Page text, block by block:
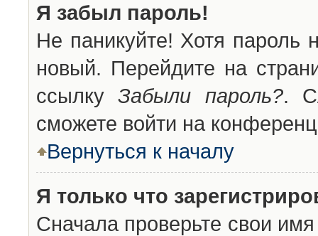
Я забыл пароль!
Не паникуйте! Хотя пароль
новый. Перейдите на
ссылкуЗабыли пароль?.
сможете войти на
Вернуться к началу
Я только что
Сначала проверьте свои